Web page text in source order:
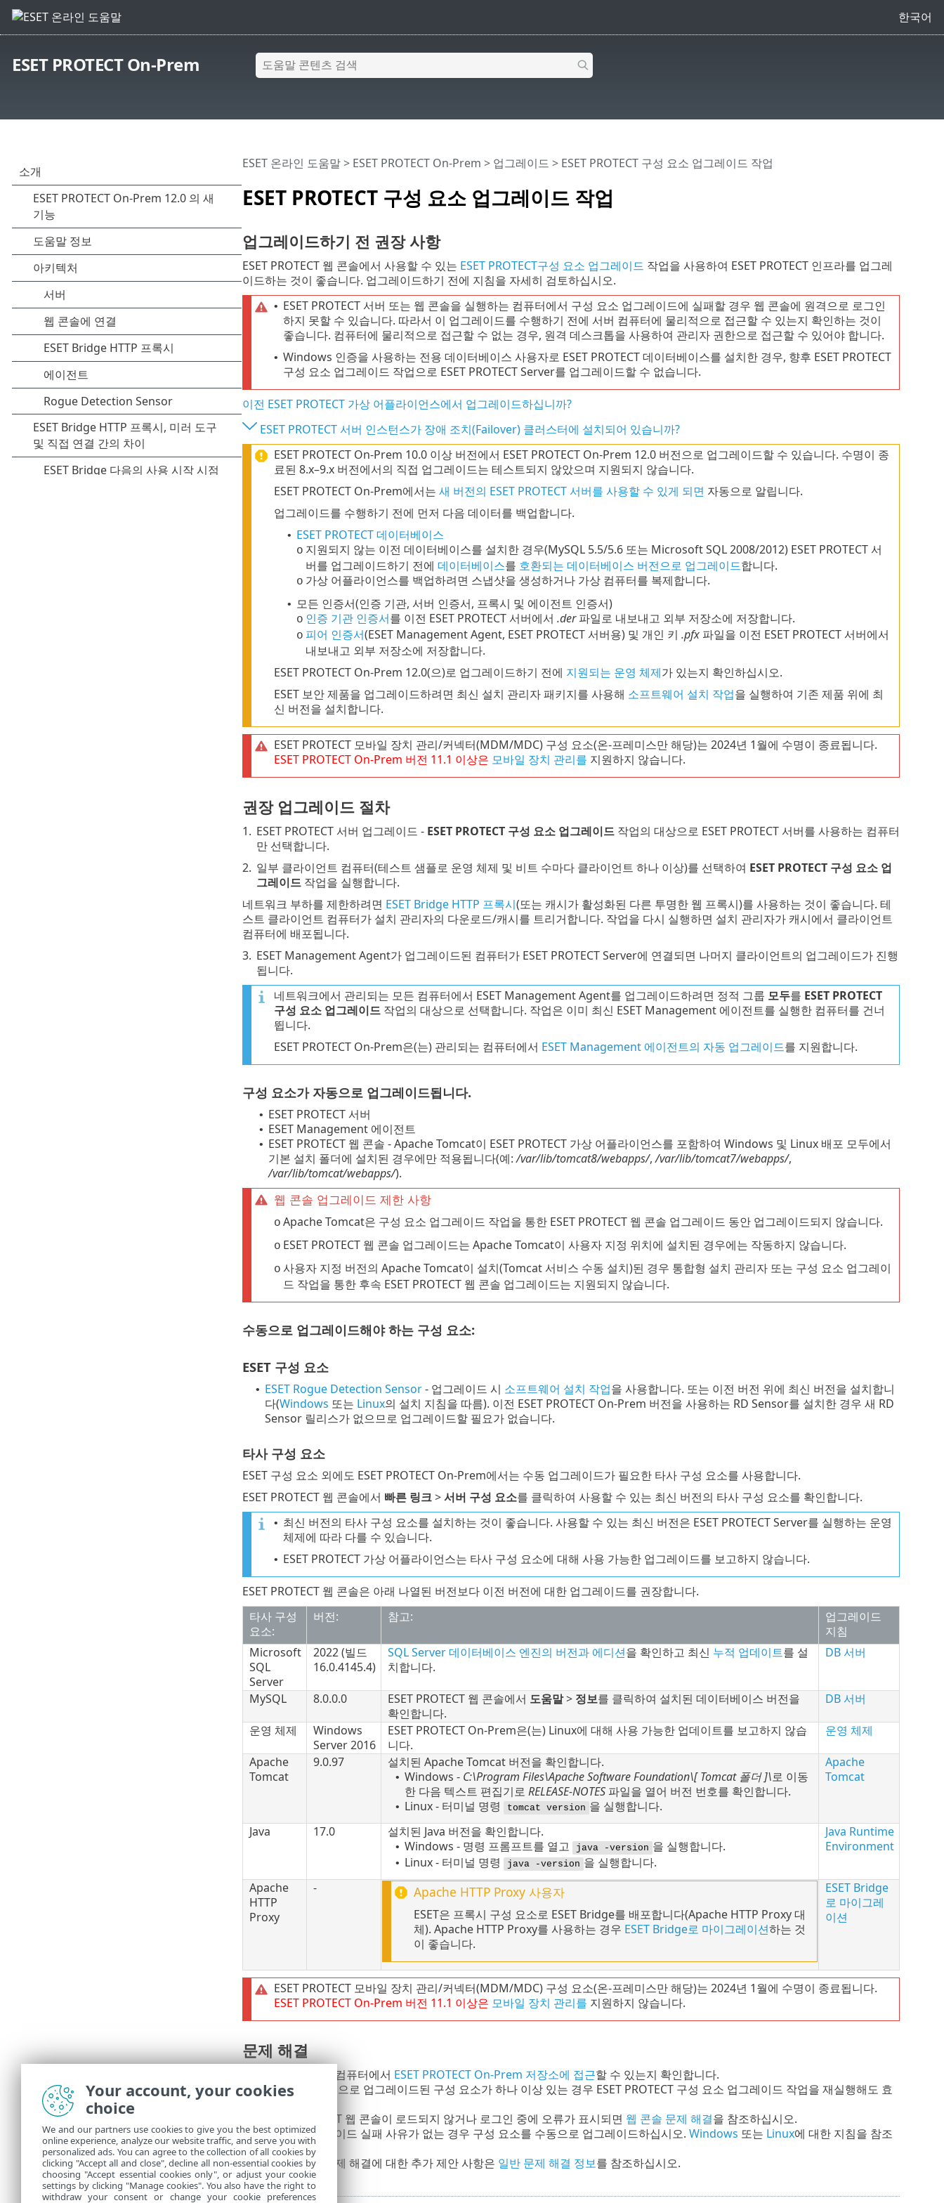
한국어
ESET PROTECT On-Prem
ESET PROTECT 구성 요소 업그레이드 작업
ESET 온라인 도움말> ESET PROTECT On-Prem > 업그레이드 > ESET PROTECT 구성 요소 업그레이드 작업
업그레이드하기 전 권장 사항
ESET PROTECT 웹 콘솔에서 사용할 수 있는 ESET PROTECT구성 요소 업그레이드 작업을 사용하여 ESET PROTECT 인프라를 업그레
이드하는 것이 좋습니다. 업그레이드하기 전에 지침을 자세히 검토하십시오.
• ESET PROTECT 서버 또는 웹 콘솔을 실행하는 컴퓨터에서 구성 요소 업그레이드에 실패할 경우 웹 콘솔에 원격으로 로그인
하지 못할 수 있습니다. 따라서 이 업그레이드를 수행하기 전에 서버 컴퓨터에 물리적으로 접근할 수 있는지 확인하는 것이
좋습니다. 컴퓨터에 물리적으로 접근할 수 없는 경우, 원격 데스크톱을 사용하여 관리자 권한으로 접근할 수 있어야 합니다.
• Windows 인증을 사용하는 전용 데이터베이스 사용자로 ESET PROTECT 데이터베이스를 설치한 경우, 향후 ESET PROTECT
구성 요소 업그레이드 작업으로 ESET PROTECT Server를 업그레이드할 수 없습니다.
이전 ESET PROTECT 가상 어플라이언스에서 업그레이드하십니까?
ESET PROTECT 서버 인스턴스가 장애 조치(Failover) 클러스터에 설치되어 있습니까?
ESET PROTECT On-Prem 10.0 이상 버전에서 ESET PROTECT On-Prem 12.0 버전으로 업그레이드할 수 있습니다. 수명이 종
료된 8.x–9.x 버전에서의 직접 업그레이드는 테스트되지 않았으며 지원되지 않습니다.
ESET PROTECT On-Prem에서는 새 버전의 ESET PROTECT 서버를 사용할 수 있게 되면 자동으로 알립니다.
업그레이드를 수행하기 전에 먼저 다음 데이터를 백업합니다.
• ESET PROTECT 데이터베이스
o 지원되지 않는 이전 데이터베이스를 설치한 경우(MySQL 5.5/5.6 또는 Microsoft SQL 2008/2012) ESET PROTECT 서
버를 업그레이드하기 전에 데이터베이스를 호환되는 데이터베이스 버전으로 업그레이드합니다.
o 가상 어플라이언스를 백업하려면 스냅샷을 생성하거나 가상 컴퓨터를 복제합니다.
• 모든 인증서(인증 기관, 서버 인증서, 프록시 및 에이전트 인증서)
o 인증 기관 인증서를 이전 ESET PROTECT 서버에서 .der파일로 내보내고 외부 저장소에 저장합니다.
o 피어 인증서(ESET Management Agent, ESET PROTECT 서버용) 및 개인 키 .pfx파일을 이전 ESET PROTECT 서버에서
내보내고 외부 저장소에 저장합니다.
ESET PROTECT On-Prem 12.0(으)로 업그레이드하기 전에 지원되는 운영 체제가 있는지 확인하십시오.
ESET 보안 제품을 업그레이드하려면 최신 설치 관리자 패키지를 사용해 소프트웨어 설치 작업을 실행하여 기존 제품 위에 최
신 버전을 설치합니다.
ESET PROTECT 모바일 장치 관리/커넥터(MDM/MDC) 구성 요소(온-프레미스만 해당)는 2024년 1월에 수명이 종료됩니다.
ESET PROTECT On-Prem 버전 11.1 이상은 모바일 장치 관리를 지원하지 않습니다.
권장 업그레이드 절차
1. ESET PROTECT 서버 업그레이드 - ESET PROTECT 구성 요소 업그레이드작업의 대상으로 ESET PROTECT 서버를 사용하는 컴퓨터
만 선택합니다.
2. 일부 클라이언트 컴퓨터(테스트 샘플로 운영 체제 및 비트 수마다 클라이언트 하나 이상)를 선택하여 ESET PROTECT 구성 요소 업
그레이드작업을 실행합니다.
네트워크 부하를 제한하려면 ESET Bridge HTTP 프록시(또는 캐시가 활성화된 다른 투명한 웹 프록시)를 사용하는 것이 좋습니다. 테
스트 클라이언트 컴퓨터가 설치 관리자의 다운로드/캐시를 트리거합니다. 작업을 다시 실행하면 설치 관리자가 캐시에서 클라이언트
컴퓨터에 배포됩니다.
3. ESET Management Agent가 업그레이드된 컴퓨터가 ESET PROTECT Server에 연결되면 나머지 클라이언트의 업그레이드가 진행
됩니다.
네트워크에서 관리되는 모든 컴퓨터에서 ESET Management Agent를 업그레이드하려면 정적 그룹 모두를 ESET PROTECT
구성 요소 업그레이드작업의 대상으로 선택합니다. 작업은 이미 최신 ESET Management 에이전트를 실행한 컴퓨터를 건너
뜁니다.
ESET PROTECT On-Prem은(는) 관리되는 컴퓨터에서 ESET Management 에이전트의 자동 업그레이드를 지원합니다.
구성 요소가 자동으로 업그레이드됩니다.
• ESET PROTECT 서버
• ESET Management 에이전트
• ESET PROTECT 웹 콘솔 - Apache Tomcat이 ESET PROTECT 가상 어플라이언스를 포함하여 Windows 및 Linux 배포 모두에서
기본 설치 폴더에 설치된 경우에만 적용됩니다(예:/var/lib/tomcat8/webapps/,/var/lib/tomcat7/webapps/,
/var/lib/tomcat/webapps/).
웹 콘솔 업그레이드 제한 사항
o Apache Tomcat은 구성 요소 업그레이드 작업을 통한 ESET PROTECT 웹 콘솔 업그레이드 동안 업그레이드되지 않습니다.
o ESET PROTECT 웹 콘솔 업그레이드는 Apache Tomcat이 사용자 지정 위치에 설치된 경우에는 작동하지 않습니다.
o 사용자 지정 버전의 Apache Tomcat이 설치(Tomcat 서비스 수동 설치)된 경우 통합형 설치 관리자 또는 구성 요소 업그레이
드 작업을 통한 후속 ESET PROTECT 웹 콘솔 업그레이드는 지원되지 않습니다.
수동으로 업그레이드해야 하는 구성 요소:
ESET 구성 요소
• ESET Rogue Detection Sensor- 업그레이드 시 소프트웨어 설치 작업을 사용합니다. 또는 이전 버전 위에 최신 버전을 설치합니
다(Windows 또는 Linux의 설치 지침을 따름). 이전 ESET PROTECT On-Prem 버전을 사용하는 RD Sensor를 설치한 경우 새 RD
Sensor 릴리스가 없으므로 업그레이드할 필요가 없습니다.
타사 구성 요소
ESET 구성 요소 외에도 ESET PROTECT On-Prem에서는 수동 업그레이드가 필요한 타사 구성 요소를 사용합니다.
ESET PROTECT 웹 콘솔에서 빠른 링크>서버 구성 요소를 클릭하여 사용할 수 있는 최신 버전의 타사 구성 요소를 확인합니다.
• 최신 버전의 타사 구성 요소를 설치하는 것이 좋습니다. 사용할 수 있는 최신 버전은 ESET PROTECT Server를 실행하는 운영
체제에 따라 다를 수 있습니다.
• ESET PROTECT 가상 어플라이언스는 타사 구성 요소에 대해 사용 가능한 업그레이드를 보고하지 않습니다.
ESET PROTECT 웹 콘솔은 아래 나열된 버전보다 이전 버전에 대한 업그레이드를 권장합니다.
타사 구성
요소:
버전: 참고:
업그레이드
지침
Microsoft
SQL
Server
2022(빌드
16.0.4145.4)
SQL Server 데이터베이스 엔진의 버전과 에디션을 확인하고 최신 누적 업데이트를 설
치합니다.
DB 서버
MySQL 8.0.0.0 ESET PROTECT 웹 콘솔에서 도움말> 정보를 클릭하여 설치된 데이터베이스 버전을
확인합니다.
DB 서버
운영 체제
Windows
Server 2016
ESET PROTECT On-Prem은(는) Linux에 대해 사용 가능한 업데이트를 보고하지 않습
니다.
운영 체제
Apache
Tomcat
9.0.97 설치된 Apache Tomcat버전을 확인합니다.
• Windows - C:\Program Files\Apache Software Foundation\[ Tomcat폴더]\로 이동
한 다음 텍스트 편집기로 RELEASE-NOTES파일을 열어 버전 번호를 확인합니다.
• Linux - 터미널 명령 tomcat version 을 실행합니다.
Apache
Tomcat
Java 17.0 설치된 Java 버전을 확인합니다.
• Windows - 명령 프롬프트를 열고 java -version 을 실행합니다.
• Linux - 터미널 명령 java -version 을 실행합니다.
Java Runtime
Environment
Apache
HTTP
Proxy
- Apache HTTP Proxy사용자
ESET은 프록시 구성 요소로 ESET Bridge를 배포합니다(Apache HTTP Proxy 대
체). Apache HTTP Proxy를 사용하는 경우 ESET Bridge로 마이그레이션하는 것
이 좋습니다.
ESET Bridge
로 마이그레
이션
ESET PROTECT 모바일 장치 관리/커넥터(MDM/MDC) 구성 요소(온-프레미스만 해당)는 2024년 1월에 수명이 종료됩니다.
ESET PROTECT On-Prem 버전 11.1 이상은 모바일 장치 관리를 지원하지 않습니다.
문제 해결
업그레이드된 컴퓨터에서 ESET PROTECT On-Prem 저장소에 접근할 수 있는지 확인합니다.
• 이미 최신 버전으로 업그레이드된 구성 요소가 하나 이상 있는 경우 ESET PROTECT 구성 요소 업그레이드 작업을 재실행해도 효
ESET PROTECT 웹 콘솔이 로드되지 않거나 로그인 중에 오류가 표시되면 웹 콘솔 문제 해결을 참조하십시오.
• 명확한 업그레이드 실패 사유가 없는 경우 구성 요소를 수동으로 업그레이드하십시오. Windows 또는 Linux에 대한 지침을 참조
하십시오.
• 업그레이드 문제 해결에 대한 추가 제안 사항은 일반 문제 해결 정보를 참조하십시오.
Your account, your cookies
choice
We and our partners use cookies to give you the best optimized
online experience, analyze our website traffic, and serve you with
personalized ads. You can agree to the collection of all cookies by
clicking "Accept all and close", decline all non-essential cookies by
choosing "Accept essential cookies only", or adjust your cookie
settings by clicking "Manage cookies". You also have the right to
withdraw your consent or change your cookie preferences